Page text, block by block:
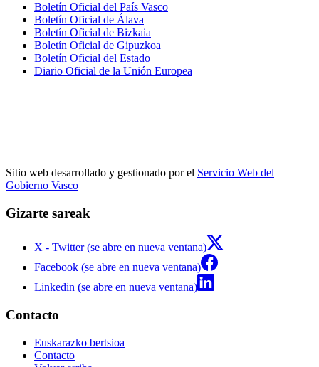
Boletín Oficial del País Vasco
Boletín Oficial de Álava
Boletín Oficial de Bizkaia
Boletín Oficial de Gipuzkoa
Boletín Oficial del Estado
Diario Oficial de la Unión Europea
Sitio web desarrollado y gestionado por el Servicio Web del
Gobierno Vasco
Gizarte sareak
X - Twitter (se abre en nueva ventana)
Facebook (se abre en nueva ventana)
Linkedin (se abre en nueva ventana)
Contacto
Euskarazko bertsioa
Contacto